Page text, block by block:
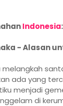
Indonesia:
- Alasan
melangkah
ada yang
menjadi
di